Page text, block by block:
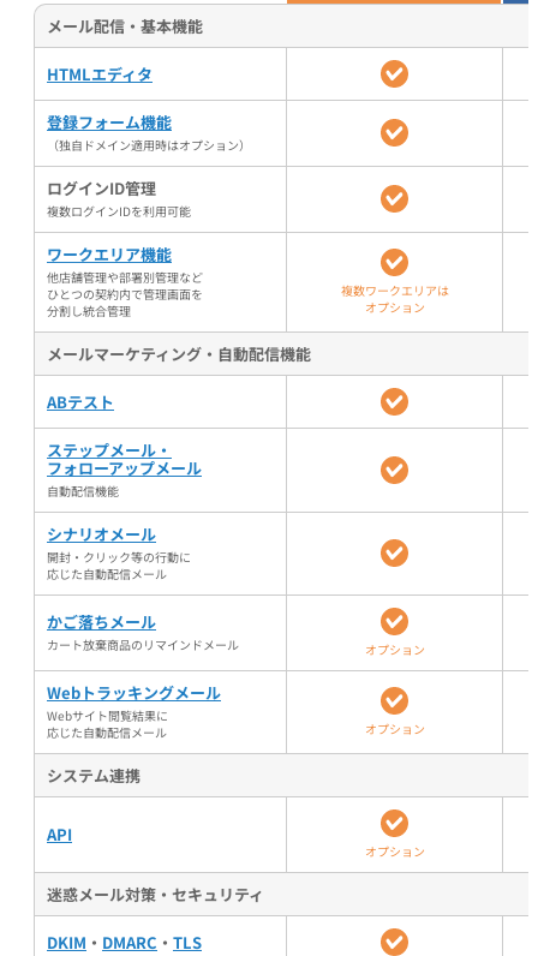
メール配信・基本機能
HTMLエディタ
登録フォーム機能
（独自ドメイン適用時はオプション）
ログインID管理
複数ログインIDを利用可能
ワークエリア機能
他店舗管理や部署別管理など
ひとつの契約内で管理画面を
分割し統合管理
複数ワークエリアは
オプション
メールマーケティング・自動配信機能
ABテスト
ステップメール・
フォローアップメール
自動配信機能
シナリオメール
開封・クリック等の行動に
応じた自動配信メール
かご落ちメール
カート放棄商品のリマインドメール オプション
Webトラッキングメール
Webサイト閲覧結果に
応じた自動配信メール
オプション
システム連携
API
オプション
迷惑メール対策・セキュリティ
DKIM ・ DMARC ・ TLS